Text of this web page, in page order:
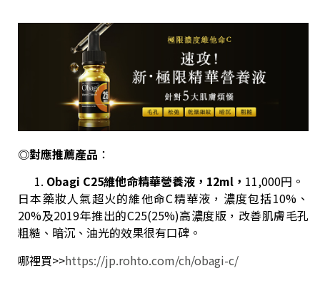
◎對應推薦產品 ：
Obagi C25維他命精華營養液，12ml， 11,000円。
日本藥妝人氣超火的維他命C精華液，濃度包括10%、
20%及2019年推出的C25(25%)高濃度版，改善肌膚毛孔
粗糙、暗沉、油光的效果很有口碑。
哪裡買>>https://jp.rohto.com/ch/obagi-c/